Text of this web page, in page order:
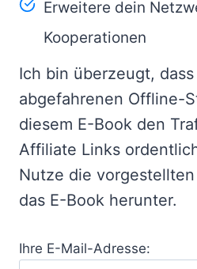
Erweitere dein
Kooperationen
Ich bin überzeugt,
abgefahrenen Offline-
diesem E-Book den
Affiliate Links
Nutze die
das E-Book herunter.
Ihre E-Mail-Adresse: